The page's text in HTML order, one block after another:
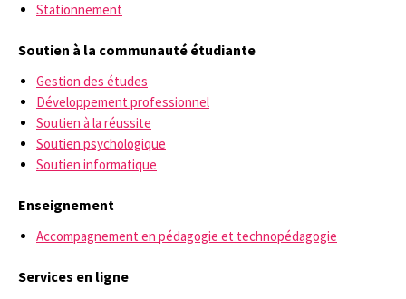
Stationnement
Soutien à la communauté étudiante
Gestion des études
Développement professionnel
Soutien à la réussite
Soutien psychologique
Soutien informatique
Enseignement
Accompagnement en pédagogie et technopédagogie
Services en ligne